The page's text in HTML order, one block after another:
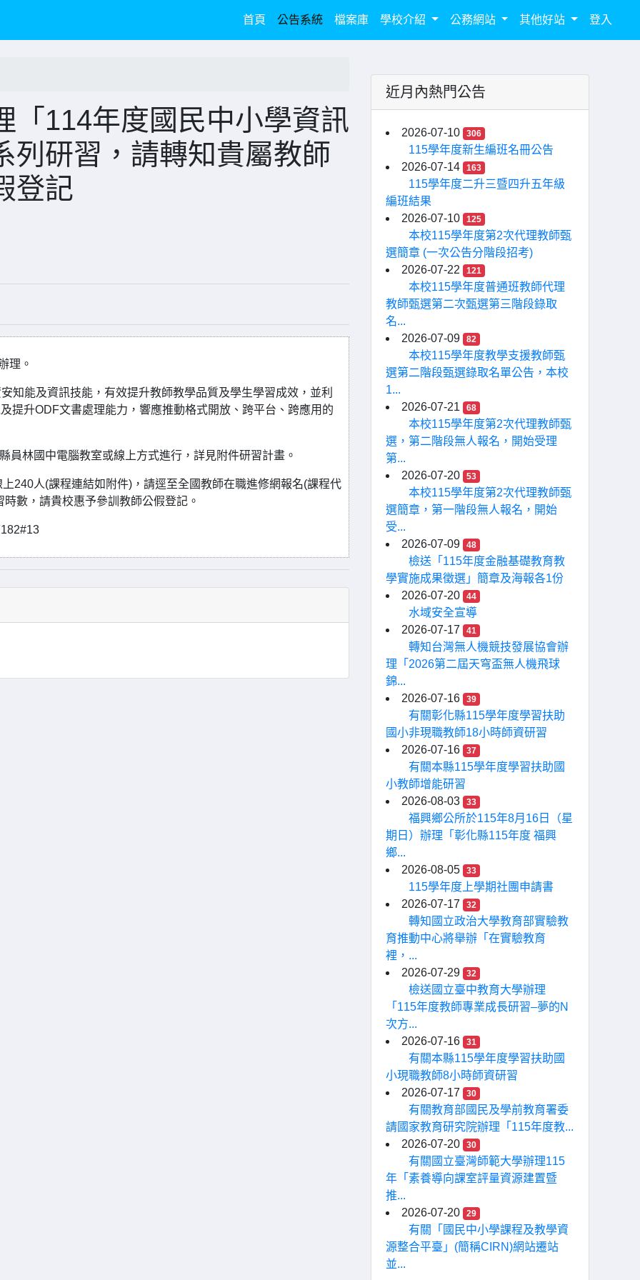
首頁(current)
公告系統 檔案庫 學校介紹 公務網站 其他好站 登入
「114年度國民中小學資訊
列研習，請轉知貴屬教師
登記
理。
知能及資訊技能，有效提升教師教學品質及學生學習成效，並利
提升ODF文書處理能力，響應推動格式開放、跨平台、跨應用的
員林國中電腦教室或線上方式進行，詳見附件研習計畫。
240人(課程連結如附件)，請逕至全國教師在職進修網報名(課程代
數，請貴校惠予參訓教師公假登記。
近月內熱門公告
2026-07-10 306
115學年度新生編班名冊公告
2026-07-14
163
115學年度二升三暨四升五年級
編班結果
2026-07-10
125
本校115學年度第2次代理教師甄
選簡章 (一次公告分階段招考)
2026-07-22
121
本校115學年度普通班教師代理
教師甄選第二次甄選第三階段錄取
名...
2026-07-09
82
本校115學年度教學支援教師甄
選第二階段甄選錄取名單公告，本校
1...
2026-07-21
68
本校115學年度第2次代理教師甄
選，第二階段無人報名，開始受理
第...
2026-07-20
53
本校115學年度第2次代理教師甄
選簡章，第一階段無人報名，開始
受...
2026-07-09
48
檢送「115年度金融基礎教育教
學實施成果徵選」簡章及海報各1份
2026-07-20
44
水域安全宣導
2026-07-17
41
轉知台灣無人機競技發展協會辦
理「2026第二屆天穹盃無人機飛球
錦...
2026-07-16
39
有關彰化縣115學年度學習扶助
國小非現職教師18小時師資研習
2026-07-16
37
有關本縣115學年度學習扶助國
小教師增能研習
2026-08-03
33
福興鄉公所於115年8月16日（星
期日）辦理「彰化縣115年度 福興
鄉...
2026-08-05
33
115學年度上學期社團申請書
2026-07-17
32
轉知國立政治大學教育部實驗教
育推動中心將舉辦「在實驗教育
裡，...
2026-07-29
32
檢送國立臺中教育大學辦理
「115年度教師專業成長研習–夢的N
次方...
2026-07-16
31
有關本縣115學年度學習扶助國
小現職教師8小時師資研習
2026-07-17
30
有關教育部國民及學前教育署委
請國家教育研究院辦理「115年度教...
2026-07-20
30
有關國立臺灣師範大學辦理115
年「素養導向課室評量資源建置暨
推...
2026-07-20
29
有關「國民中小學課程及教學資
源整合平臺」(簡稱CIRN)網站遷站
並...